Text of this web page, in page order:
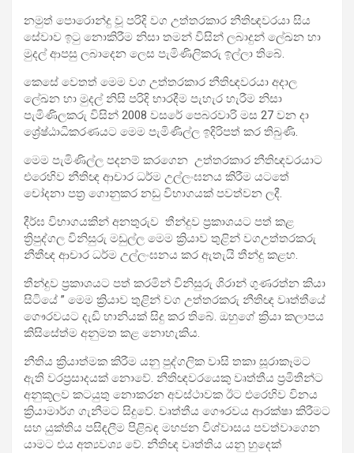
නමුත් පොරොන්දු වූ පරිදි වග උත්තරකාර නීතිඥවරයා සිය
සේවාව ඉටු නොකිරීම නිසා තමන් විසින් ලබාදුන් ලේඛන හා
මුදල් ආපසු ලබාදෙන ලෙස පැමිණිලිකරු ඉල්ලා තිබේ.
කෙසේ වෙතත් මෙම වග උත්තරකාර නීතිඥවරයා අදාල
ලේඛන හා මුදල් නිසි පරිදි භාරදීම පැහැර හැරීම නිසා
පැමිණිලකරු විසින් 2008 වසරේ පෙබරවාරි මස 27 වන දා
ශ්‍රේෂ්ඨාධිකරණයට මෙම පැමිණිල්ල ඉදිරිපත් කර තිබුණි.
මෙම පැමිණිල්ල පදනම් කරගෙන උත්තරකාර නීතිඥවරයාට
එරෙහිව නීතිඥ ආචාර ධර්ම උල්ලංඝනය කිරීම යටතේ
චෝදනා පත්‍ර ගොනුකර නඩු විභාගයක් පවත්වන ලදී.
දීර්ඝ විභාගයකින් අනතුරුව තීන්දුව ප්‍රකාශයට පත් කළ
ත්‍රිපුද්ගල විනිසුරු මඩුල්ල මෙම ක්‍රියාව තුළින් වගඋත්තරකරු
නීතීඥ ආචාර ධර්ම උල්ලංඝනය කර ඇතැයි තීන්දු කළහ.
තීන්දුව ප්‍රකාශයට පත් කරමින් විනිසුරු ශිරාන් ගුණරත්න කියා
සිටියේ ” මෙම ක්‍රියාව තුළින් වග උත්තරකරු නීතිඥ වෘත්තීයේ
ගෞරවයට දැඩි හානියක් සිදු කර තිබේ. ඔහුගේ ක්‍රියා කලාපය
කිසිසේත්ම අනුමත කළ නොහැකිය.
නීතිය ක්‍රියාත්මක කිරීම යනු පුද්ගලික වාසි තකා සූරාකෑමට
ඇති වරප්‍රසාදයක් නොවේ. නීතිඥවරයෙකු වෘත්තීය ප්‍රමිතීන්ට
අනුකූලව කටයුතු නොකරන අවස්ථාවක ඊට එරෙහිව විනය
ක්‍රියාමාර්ග ගැනීමට සිදුවේ. වෘත්තීය ගෞරවය ආරක්ෂා කිරීමට
සහ යුක්තිය පසිඳලීම පිළිබඳ මහජන විශ්වාසය පවත්වාගෙන
යාමට එය අත්‍යවශ්‍ය වේ. නීතිඥ වෘත්තිය යනු හුදෙක්